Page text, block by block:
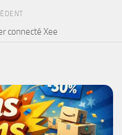
connecté Xee